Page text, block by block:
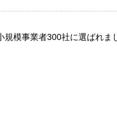
規模事業者300社に選ばれま